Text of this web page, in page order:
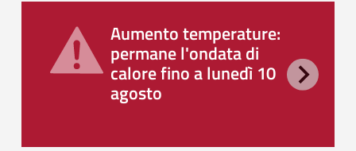
Aumento temperature:
permane l'ondata di
calore fino a lunedì 10
agosto